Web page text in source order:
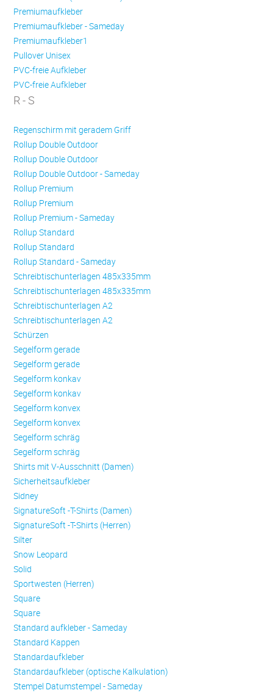
Premiumaufkleber
Premiumaufkleber - Sameday
Premiumaufkleber1
Pullover Unisex
PVC-freie Aufkleber
PVC-freie Aufkleber
R - S
Regenschirm mit geradem Griff
Rollup Double Outdoor
Rollup Double Outdoor
Rollup Double Outdoor - Sameday
Rollup Premium
Rollup Premium
Rollup Premium - Sameday
Rollup Standard
Rollup Standard
Rollup Standard - Sameday
Schreibtischunterlagen 485x335mm
Schreibtischunterlagen 485x335mm
Schreibtischunterlagen A2
Schreibtischunterlagen A2
Schürzen
Se­gel­form ge­ra­de
Se­gel­form ge­ra­de
Se­gel­form konkav
Se­gel­form konkav
Se­gel­form konvex
Se­gel­form konvex
Se­gel­form schräg
Se­gel­form schräg
Shirts mit V-Ausschnitt (Damen)
Sicherheitsaufkleber
Sidney
SignatureSoft -T-Shirts (Damen)
SignatureSoft -T-Shirts (Herren)
Silter
Snow Leopard
Solid
Sportwesten (Herren)
Square
Square
Standard aufkleber - Sameday
Standard Kappen
Standardaufkleber
Standardaufkleber (optische Kalkulation)
Stempel Datumstempel - Sameday